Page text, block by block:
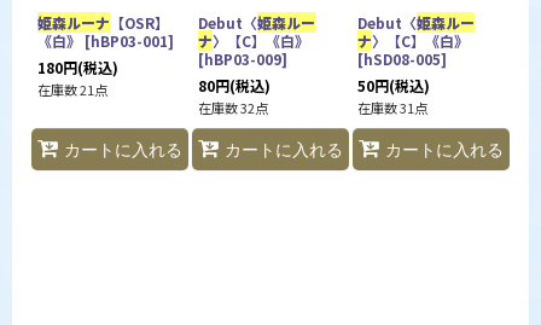
カテゴリ:
特集:
絞り込む
姫森ルーナ 【OSR】
《白》 [hBP03-001]
180円(税込)
在庫数 21点
カートに入れる
Debut〈姫森ルー
ナ〉【C】《白》
[hBP03-009]
80円(税込)
在庫数 32点
カートに入れる
Debut〈姫森ルー
ナ〉【C】《白》
[hSD08-005]
50円(税込)
在庫数 31点
カートに入れる